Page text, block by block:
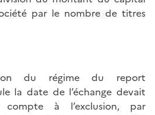
par le nombre de titres
du régime du report
la date de l’échange devait
à l’exclusion, par